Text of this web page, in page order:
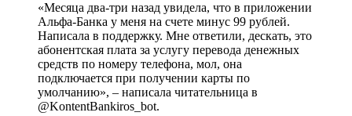
«Месяца два-три назад увидела, что в приложении
Альфа-Банка у меня на счете минус 99 рублей.
Написала в поддержку. Мне ответили, дескать, это
абонентская плата за услугу перевода денежных
средств по номеру телефона, мол, она
подключается при получении карты по
умолчанию», – написала читательница в
@KontentBankiros_bot.